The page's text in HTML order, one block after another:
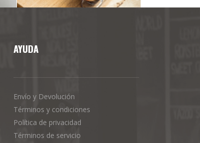
AYUDA
Envío y Devolución
Términos y condiciones
Política de privacidad
Términos de servicio